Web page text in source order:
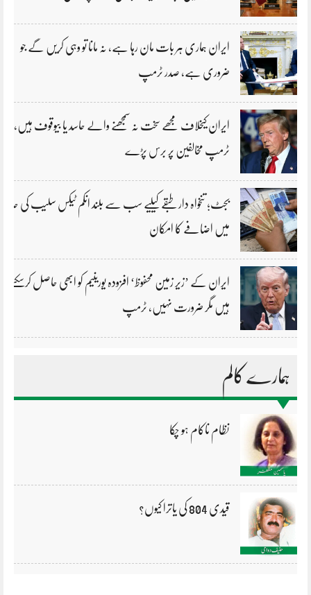
ایران ہماری ہر بات مان رہا ہے، نہ مانا تو وہی کریں گے جو
ضروری ہے، صدر ٹرمپ
ایران کیخلاف مجھے سخت نہ سمجھنے والے حاسد یا بیوقوف ہیں،
ٹرمپ مخالفین پر برس پڑے
بجٹ؛ تنخواہ دار طبقے کیلیے سب سے بلند انکم ٹیکس سلیب کی حد
میں اضافے کا امکان
ایران کے ’زیر زمین محفوظ‘ افزودہ یورینیم کو ابھی حاصل کرسکتے
ہیں مگر ضرورت نہیں، ٹرمپ
ہمارے کالم
نظام ناکام ہو چکا
قیدی 804 کی یاترا کیوں؟